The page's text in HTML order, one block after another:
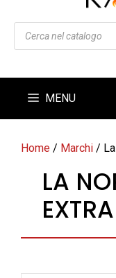
Products
search
MENU
Home / Marchi /
LA